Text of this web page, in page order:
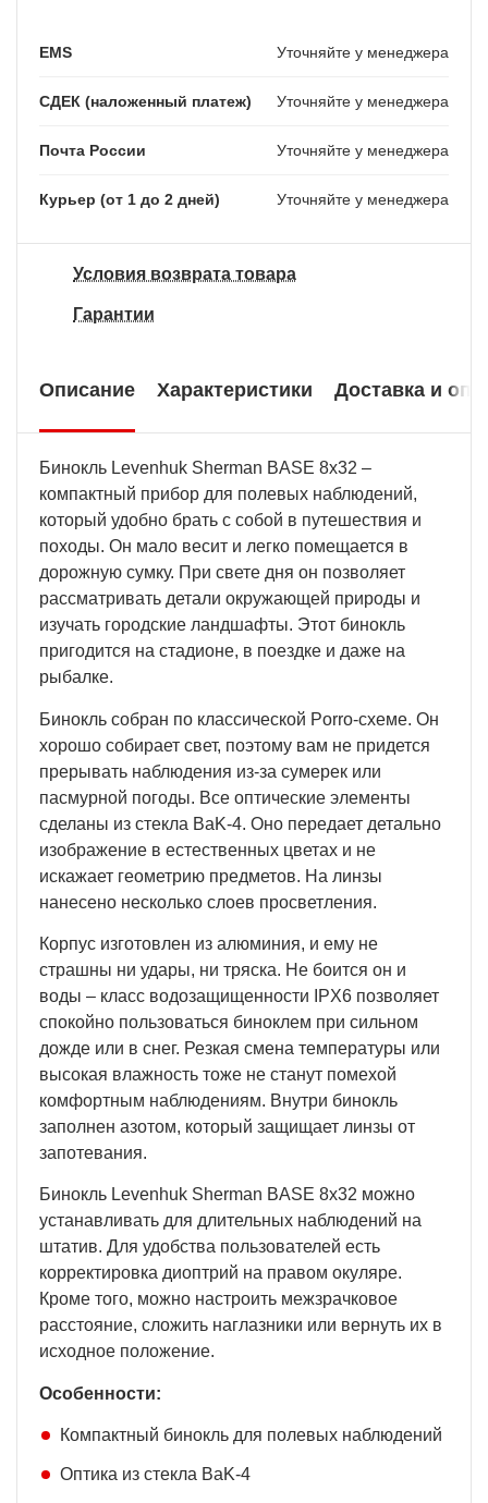
EMS Уточняйте у менеджера
СДЕК (наложенный платеж) Уточняйте у менеджера
Почта России Уточняйте у менеджера
Курьер (от 1 до 2 дней) Уточняйте у менеджера
Условия возврата товара
Гарантии
Описание Характеристики Доставка и
Бинокль Levenhuk Sherman BASE 8x32 –
компактный прибор для полевых наблюдений,
который удобно брать с собой в путешествия и
походы. Он мало весит и легко помещается в
дорожную сумку. При свете дня он позволяет
рассматривать детали окружающей природы и
изучать городские ландшафты. Этот бинокль
пригодится на стадионе, в поездке и даже на
рыбалке.
Бинокль собран по классической Porro-схеме. Он
хорошо собирает свет, поэтому вам не придется
прерывать наблюдения из-за сумерек или
пасмурной погоды. Все оптические элементы
сделаны из стекла BaK-4. Оно передает детально
изображение в естественных цветах и не
искажает геометрию предметов. На линзы
нанесено несколько слоев просветления.
Корпус изготовлен из алюминия, и ему не
страшны ни удары, ни тряска. Не боится он и
воды – класс водозащищенности IPX6 позволяет
спокойно пользоваться биноклем при сильном
дожде или в снег. Резкая смена температуры или
высокая влажность тоже не станут помехой
комфортным наблюдениям. Внутри бинокль
заполнен азотом, который защищает линзы от
запотевания.
Бинокль Levenhuk Sherman BASE 8x32 можно
устанавливать для длительных наблюдений на
штатив. Для удобства пользователей есть
корректировка диоптрий на правом окуляре.
Кроме того, можно настроить межзрачковое
расстояние, сложить наглазники или вернуть их в
исходное положение.
Особенности:
Компактный бинокль для полевых наблюдений
Оптика из стекла BaK-4